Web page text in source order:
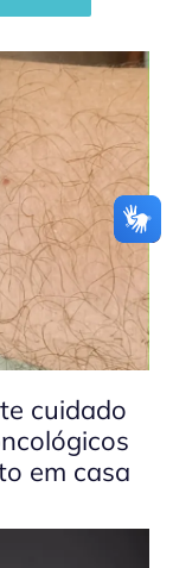
cuidado
em casa